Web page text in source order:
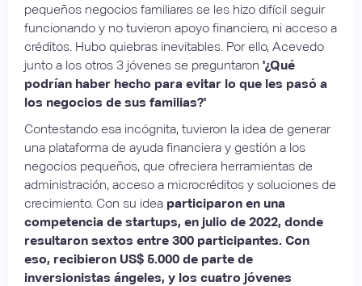
pequeños negocios familiares se les hizo difícil seguir
funcionando y no tuvieron apoyo financiero, ni acceso a
créditos. Hubo quiebras inevitables. Por ello, Acevedo
junto a los otros 3 jóvenes se preguntaron '¿Qué
podrían haber hecho para evitar lo que les pasó a
los negocios de sus familias?'
Contestando esa incógnita, tuvieron la idea de generar
una plataforma de ayuda financiera y gestión a los
negocios pequeños, que ofreciera herramientas de
administración, acceso a microcréditos y soluciones de
crecimiento. Con su idea participaron en una
competencia de startups, en julio de 2022, donde
resultaron sextos entre 300 participantes. Con
eso, recibieron US$ 5.000 de parte de
inversionistas ángeles, y los cuatro jóvenes